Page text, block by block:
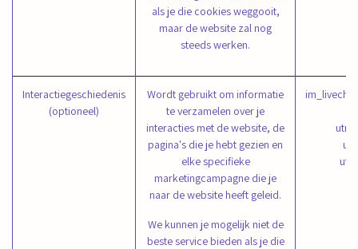
als je die cookies weggooit,
maar de website zal nog
steeds werken.
Interactiegeschiedenis
(optioneel)
Wordt gebruikt om informatie
te verzamelen over je
interacties met de website, de
pagina's die je hebt gezien en
elke specifieke
marketingcampagne die je
naar de website heeft geleid.
We kunnen je mogelijk niet de
beste service bieden als je die